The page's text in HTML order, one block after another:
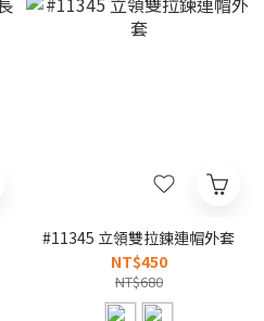
#11345 立領雙拉鍊連帽外套
NT$450
NT$680